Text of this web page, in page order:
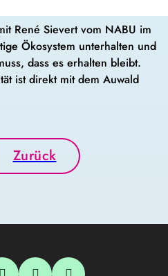
René Sievert vom NABU im
Ökosystem unterhalten und
dass es erhalten bleibt.
ist direkt mit dem Auwald
Zurück